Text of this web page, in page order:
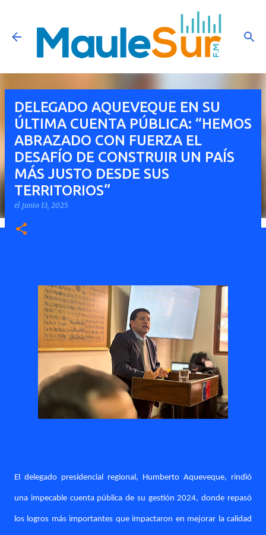
Ir al contenido principal
DELEGADO AQUEVEQUE EN SU
ÚLTIMA CUENTA PÚBLICA: “HEMOS
ABRAZADO CON FUERZA EL
DESAFÍO DE CONSTRUIR UN PAÍS
MÁS JUSTO DESDE SUS
TERRITORIOS”
el junio 13, 2025
El delegado presidencial regional, Humberto Aqueveque, rindió
una impecable cuenta pública de su gestión 2024, donde repasó
los logros más importantes que impactaron en mejorar la calidad